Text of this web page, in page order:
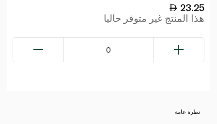
23.25
هذا المنتج غير متوفر حاليا
0
نظرة عامة